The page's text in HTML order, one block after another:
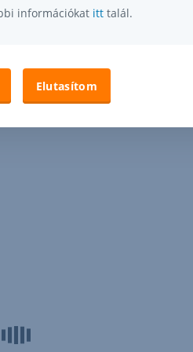
információkat itt talál.
Elutasítom